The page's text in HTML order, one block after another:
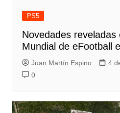
PS5
Novedades reveladas
Mundial de eFootball
Juan Martín Espino
4
0